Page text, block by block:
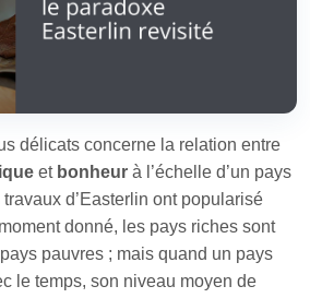
délicats concerne la relation entre
et bonheur à l’échelle d’un pays
d’Easterlin ont popularisé
donné, les pays riches sont
pauvres ; mais quand un pays
le temps, son niveau moyen de